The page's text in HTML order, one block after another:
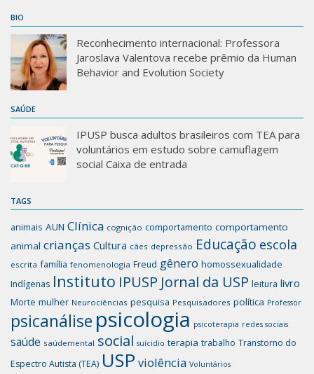
BIO
Reconhecimento internacional: Professora
Jaroslava Valentova recebe prêmio da Human
Behavior and Evolution Society
SAÚDE
IPUSP busca adultos brasileiros com TEA para
voluntários em estudo sobre camuflagem
social Caixa de entrada
TAGS
animais AUN Clínica cognição comportamento comportamento
animal crianças Cultura cães depressão Educação escola
escrita família fenomenologia Freud gênero homossexualidade
Indígenas Instituto IPUSP Jornal da USP leitura livro
Morte mulher Neurociências pesquisa Pesquisadores política Professor
psicanálise psicologia psicoterapia redes sociais
saúde saúdemental social suícidio terapia trabalho Transtorno do
Espectro Autista (TEA) USP violência Voluntários